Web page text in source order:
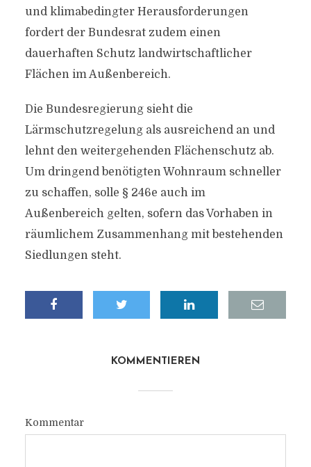
und klimabedingter Herausforderungen
fordert der Bundesrat zudem einen
dauerhaften Schutz landwirtschaftlicher
Flächen im Außenbereich.
Die Bundesregierung sieht die
Lärmschutzregelung als ausreichend an und
lehnt den weitergehenden Flächenschutz ab.
Um dringend benötigten Wohnraum schneller
zu schaffen, solle § 246e auch im
Außenbereich gelten, sofern das Vorhaben in
räumlichem Zusammenhang mit bestehenden
Siedlungen steht.
KOMMENTIEREN
Kommentar